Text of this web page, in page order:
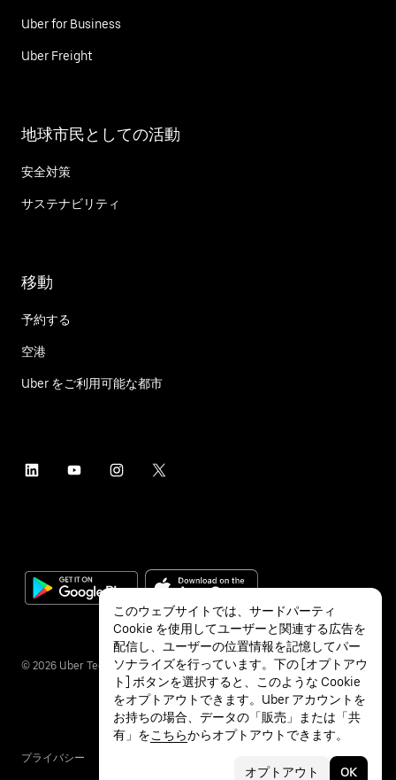
Uber for Business
Uber Freight
地球市民としての活動
安全対策
サステナビリティ
移動
予約する
空港
Uber をご利用可能な都市
© 2026 Uber Technologies Inc.
プライバシー
このウェブサイトでは、サードパーティ
Cookie を使用してユーザーと関連する広告を
配信し、ユーザーの位置情報を記憶してパー
ソナライズを行っています。下の [オプトアウ
ト] ボタンを選択すると、このような Cookie
をオプトアウトできます。Uber アカウントを
お持ちの場合、データの「販売」または「共
有」をこちらからオプトアウトできます。
オプトアウト OK